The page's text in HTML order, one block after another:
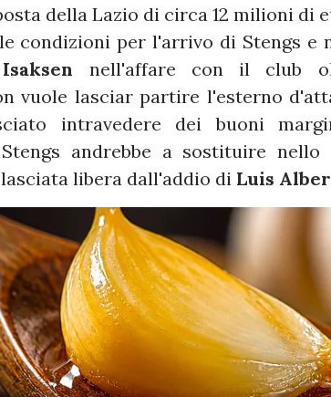
della Lazio di circa 12 milioni di
condizioni per l'arrivo di Stengs e
Isaksen nell'affare con il club
vuole lasciar partire l'esterno
intravedere dei buoni
andrebbe a sostituire
libera dall'addio di Luis